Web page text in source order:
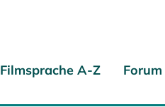
Filmsprache A-Z Forum